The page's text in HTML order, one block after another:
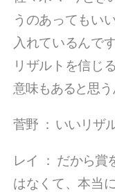
うのあってもい
入れているんで
リザルトを信じ
意味もあると思う
菅野： いいリザ
レイ ： だから賞
はなくて、本当